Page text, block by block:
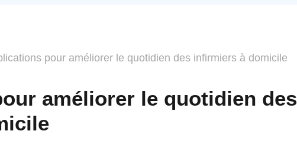
pour améliorer le quotidien des infirmiers à domicile
améliorer le quotidien des